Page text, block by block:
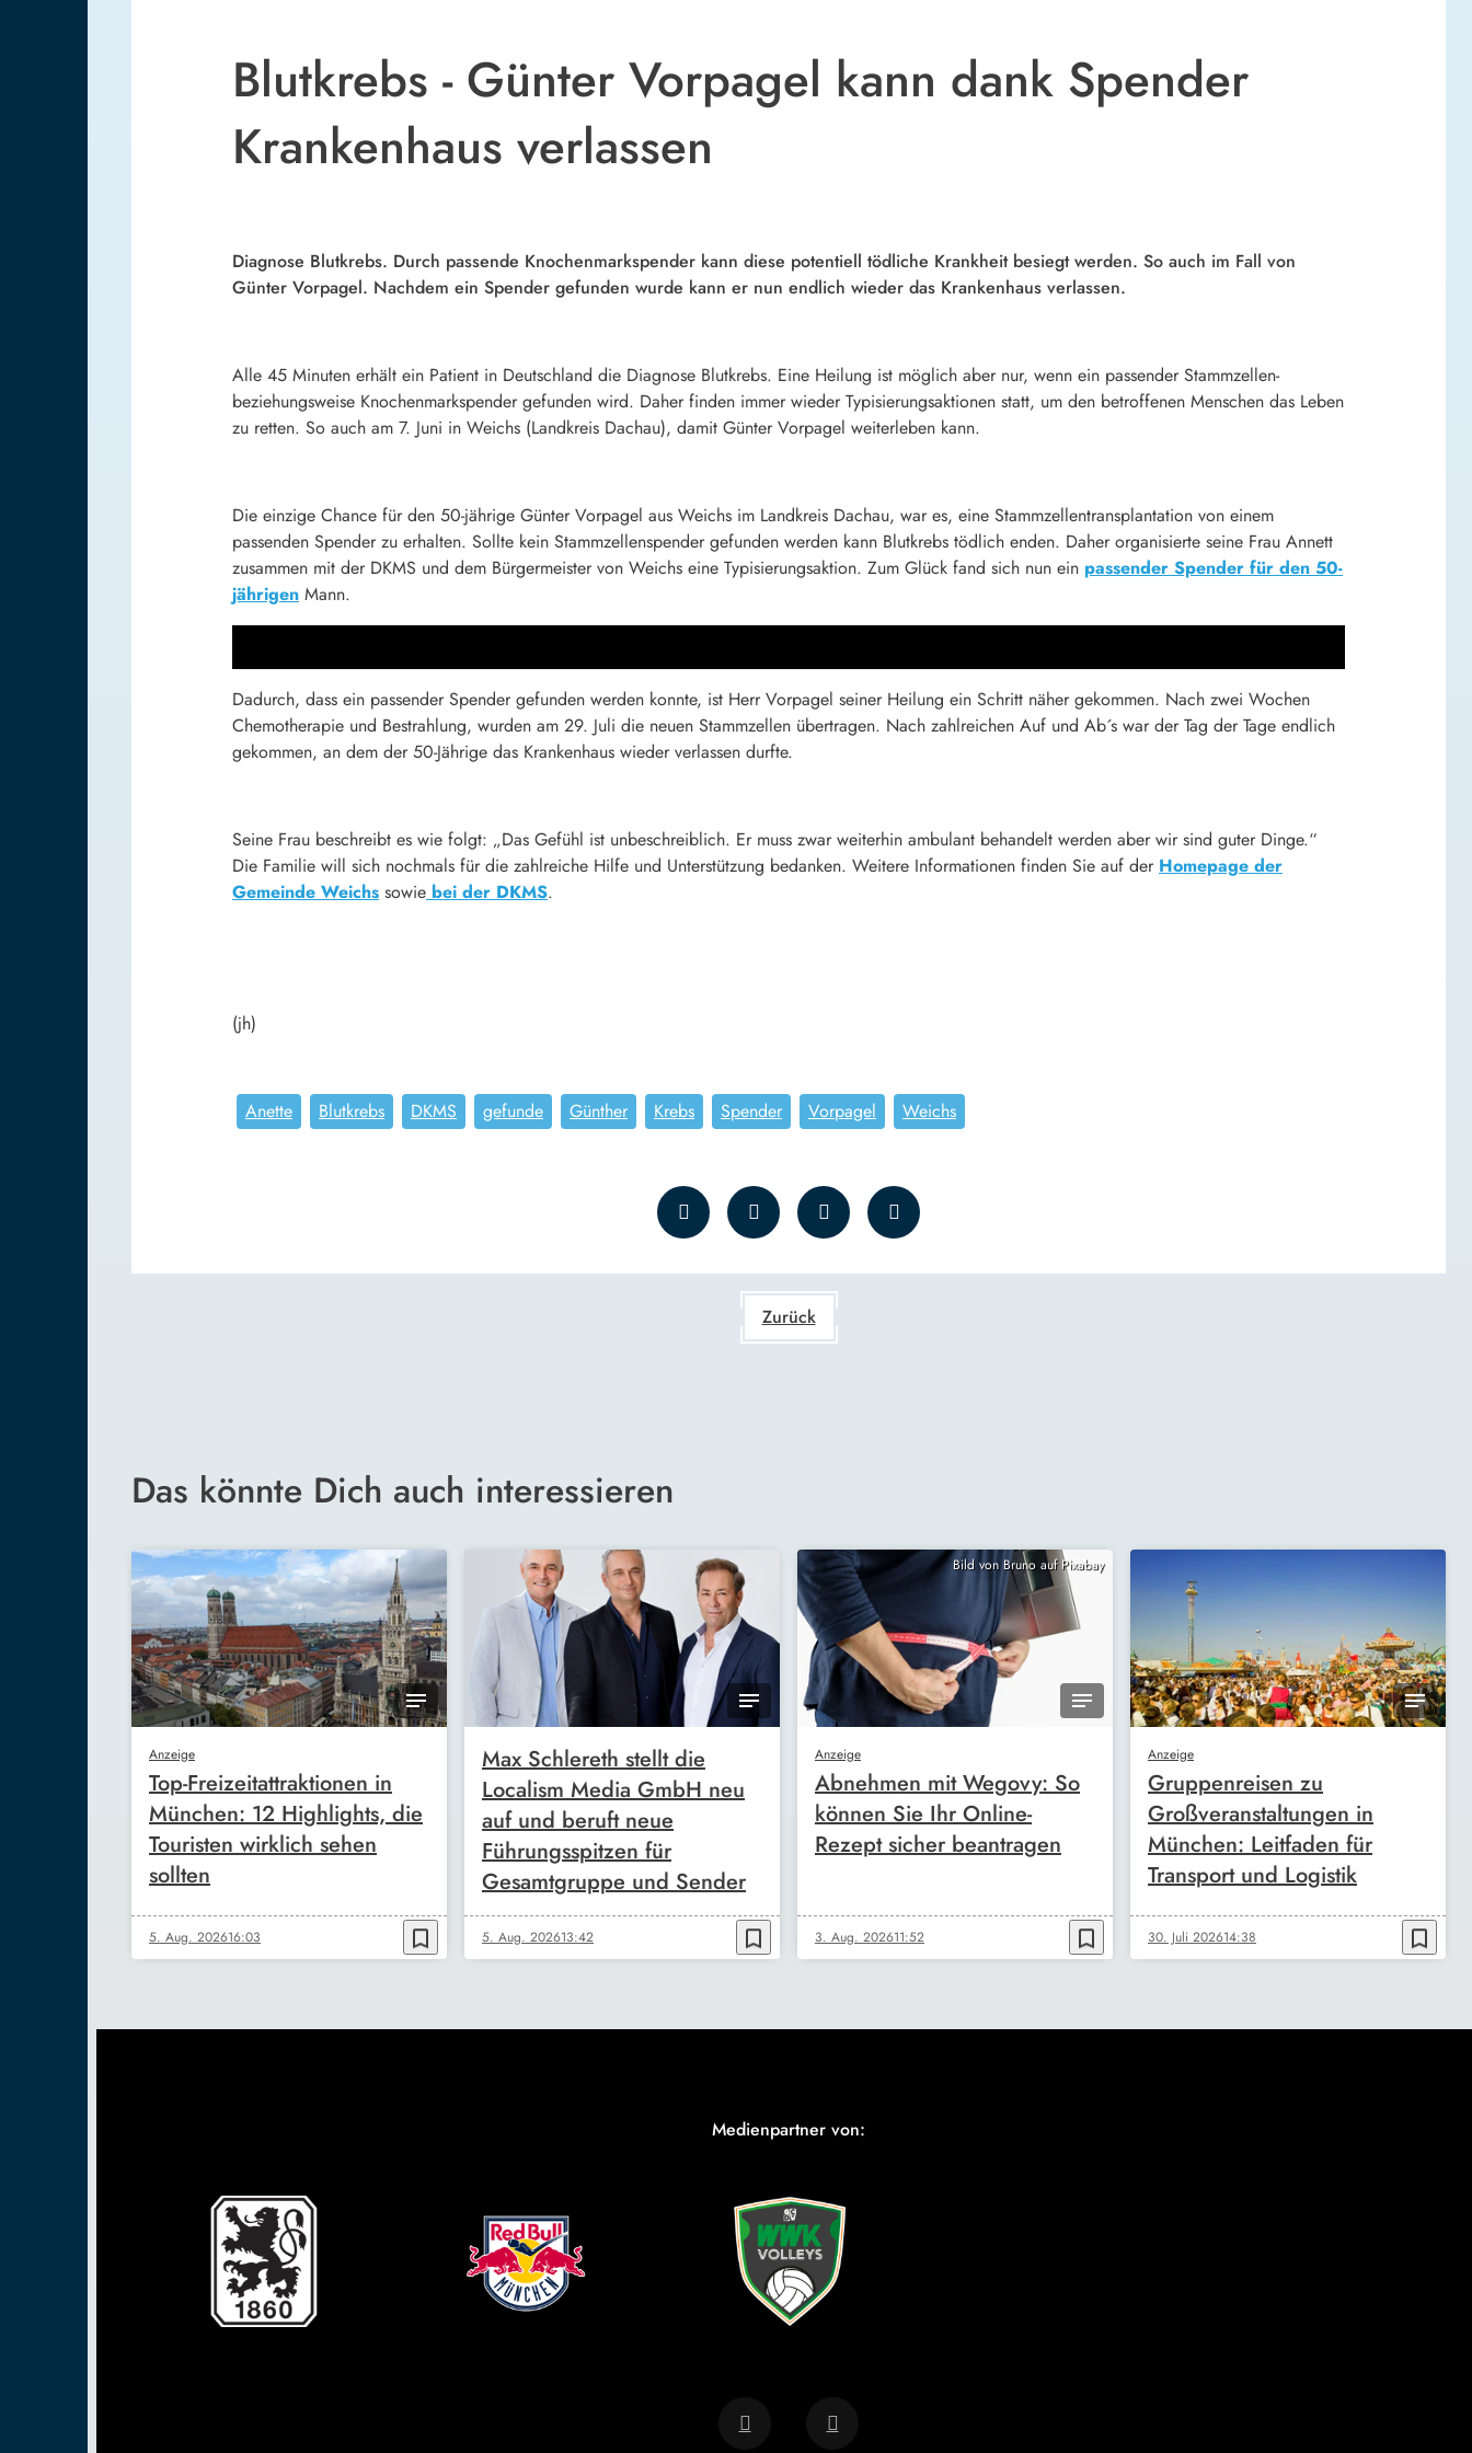
Blutkrebs - Günter Vorpagel kann dank Spender
Krankenhaus verlassen
Diagnose Blutkrebs. Durch passende Knochenmarkspender kann diese potentiell tödliche Krankheit besiegt werden. So auch im Fall von
Günter Vorpagel. Nachdem ein Spender gefunden wurde kann er nun endlich wieder das Krankenhaus verlassen.
Alle 45 Minuten erhält ein Patient in Deutschland die Diagnose Blutkrebs. Eine Heilung ist möglich aber nur, wenn ein passender Stammzellen-
beziehungsweise Knochenmarkspender gefunden wird. Daher finden immer wieder Typisierungsaktionen statt, um den betroffenen Menschen das Leben
zu retten. So auch am 7. Juni in Weichs (Landkreis Dachau), damit Günter Vorpagel weiterleben kann.
Die einzige Chance für den 50-jährige Günter Vorpagel aus Weichs im Landkreis Dachau, war es, eine Stammzellentransplantation von einem
passenden Spender zu erhalten. Sollte kein Stammzellenspender gefunden werden kann Blutkrebs tödlich enden. Daher organisierte seine Frau Annett
zusammen mit der DKMS und dem Bürgermeister von Weichs eine Typisierungsaktion. Zum Glück fand sich nun ein passender Spender für den 50-
jährigen Mann.
Dadurch, dass ein passender Spender gefunden werden konnte, ist Herr Vorpagel seiner Heilung ein Schritt näher gekommen. Nach zwei Wochen
Chemotherapie und Bestrahlung, wurden am 29. Juli die neuen Stammzellen übertragen. Nach zahlreichen Auf und Ab´s war der Tag der Tage endlich
gekommen, an dem der 50-Jährige das Krankenhaus wieder verlassen durfte.
Seine Frau beschreibt es wie folgt: „Das Gefühl ist unbeschreiblich. Er muss zwar weiterhin ambulant behandelt werden aber wir sind guter Dinge.“
Die Familie will sich nochmals für die zahlreiche Hilfe und Unterstützung bedanken. Weitere Informationen finden Sie auf der Homepage der
Gemeinde Weichs sowie bei der DKMS.
(jh)
Anette Blutkrebs DKMS gefunde Günther Krebs Spender Vorpagel Weichs
Zurück
Das könnte Dich auch interessieren
Anzeige
Top-Freizeitattraktionen in
München: 12 Highlights, die
Touristen wirklich sehen
sollten
5. Aug. 202616:03 bookmark_border
Max Schlereth stellt die
Localism Media GmbH neu
auf und beruft neue
Führungsspitzen für
Gesamtgruppe und Sender
5. Aug. 202613:42 bookmark_border
Bild von Bruno auf Pixabay
Anzeige
Abnehmen mit Wegovy: So
können Sie Ihr Online-
Rezept sicher beantragen
3. Aug. 202611:52 bookmark_border
Anzeige
Gruppenreisen zu
Großveranstaltungen in
München: Leitfaden für
Transport und Logistik
30. Juli 202614:38 bookmark_border
Medienpartner von: